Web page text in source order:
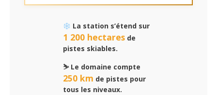
La station s’étend sur
1 200 hectares de
pistes skiables.
⛷️ Le domaine compte
250 km de pistes pour
tous les niveaux.